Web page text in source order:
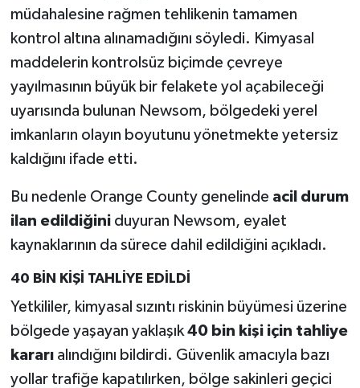
müdahalesine rağmen tehlikenin tamamen
kontrol altına alınamadığını söyledi. Kimyasal
maddelerin kontrolsüz biçimde çevreye
yayılmasının büyük bir felakete yol açabileceği
uyarısında bulunan Newsom, bölgedeki yerel
imkanların olayın boyutunu yönetmekte yetersiz
kaldığını ifade etti.
Bu nedenle Orange County genelinde acil durum
ilan edildiğiniduyuran Newsom, eyalet
kaynaklarının da sürece dahil edildiğini açıkladı.
40 BİN KİŞİ TAHLİYE EDİLDİ
Yetkililer, kimyasal sızıntı riskinin büyümesi üzerine
bölgede yaşayan yaklaşık 40 bin kişi için tahliye
kararıalındığını bildirdi. Güvenlik amacıyla bazı
yollar trafiğe kapatılırken, bölge sakinleri geçici